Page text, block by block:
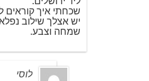
שכחתי איך קוראים
יש אצלך שילוב
שמחה וצבע.
לוסי